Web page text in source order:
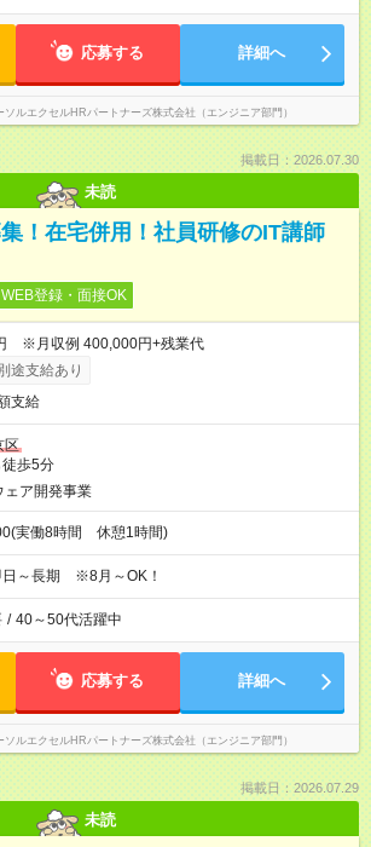
応募する 詳細へ
ソルエクセルHRパートナーズ株式会社（エンジニア部門）
掲載日：2026.07.30
未読
！在宅併用！社員研修のIT講師
WEB登録・面接OK
※月収例 400,000円+残業代
途支給あり
支給
区
歩5分
ェア開発事業
実働8時間 休憩1時間)
日～長期 ※8月～OK！
/ 40～50代活躍中
応募する 詳細へ
ソルエクセルHRパートナーズ株式会社（エンジニア部門）
掲載日：2026.07.29
未読